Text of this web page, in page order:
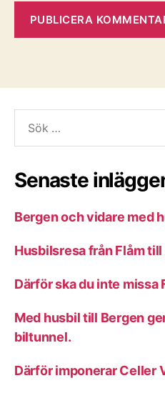
efter:
Senaste
Bergen och vidare med
Husbilsresa från Flåm
Därför ska du inte missa
Med husbil till Bergen
biltunnel.
Därför imponerar Celler